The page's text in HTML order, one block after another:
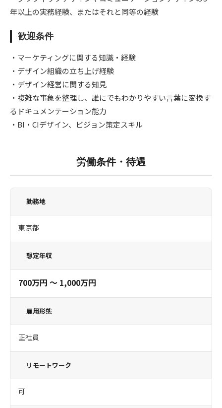
年以上の実務経験、またはそれと同等の経験
歓迎条件
・マーケティングに関する知識・経験
・デザイン組織の立ち上げ経験
・デザイン経営に関する知見
・複雑な事象を整理し、誰にでもわかりやすい言葉に変換す
るドキュメンテーション能力
・BI・CIデザイン、ビジョン策定スキル
労働条件・待遇
勤務地
東京都
想定年収
700万円 〜 1,000万円
雇用形態
正社員
リモートワーク
可